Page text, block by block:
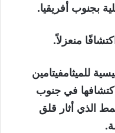
بجنوب أفريقيا.
للميثامفيتامين
في جنوب
الذي أثار قلق